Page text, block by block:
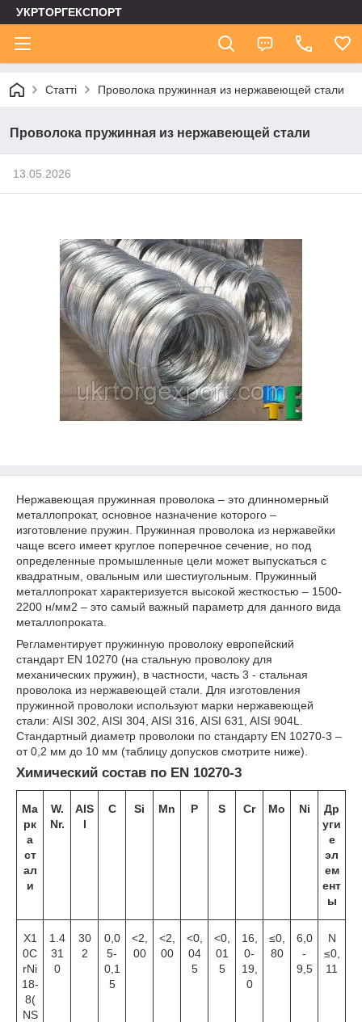
УКРТОРГЕКСПОРТ
Статті Проволока пружинная из нержавеющей стали
Проволока пружинная из нержавеющей стали
13.05.2026
Нержавеющая пружинная проволока – это длинномерный
металлопрокат, основное назначение которого –
изготовление пружин. Пружинная проволока из нержавейки
чаще всего имеет круглое поперечное сечение, но под
определенные промышленные цели может выпускаться с
квадратным, овальным или шестиугольным. Пружинный
металлопрокат характеризуется высокой жесткостью – 1500-
2200 н/мм2 – это самый важный параметр для данного вида
металлопроката.
Регламентирует пружинную проволоку европейский
стандарт EN 10270 (на стальную проволоку для
механических пружин), в частности, часть 3 - стальная
проволока из нержавеющей стали. Для изготовления
пружинной проволоки используют марки нержавеющей
стали: AISI 302, AISI 304, AISI 316, AISI 631, AISI 904L.
Стандартный диаметр проволоки по стандарту EN 10270-3 –
от 0,2 мм до 10 мм (таблицу допусков смотрите ниже).
Химический состав по EN 10270-3
Ма
рк
а
ст
ал
и
W.
Nr.
AIS
I
C Si Mn P S Cr Mo Ni
Др
уги
е
эл
ем
ент
ы
X1
0C
rNi
18-
8(
NS
1.4
31
0
30
2
0,0
5-
0,1
5
<2,
00
<2,
00
<0,
04
5
<0,
01
5
16,
0-
19,
0
≤0,
80
6,0
-
9,5
N
≤0,
11